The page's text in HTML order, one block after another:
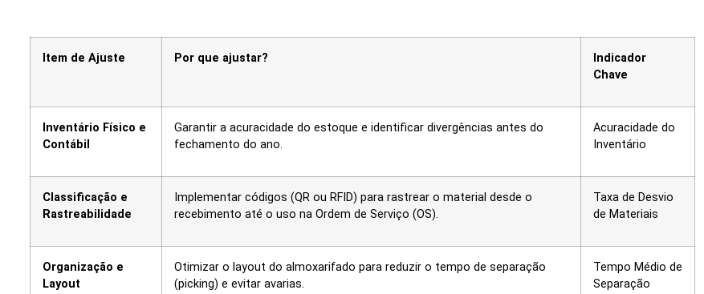
Item de Ajuste Por que ajustar?
Indicador
Chave
Inventário Físico e
Contábil
Garantir a acuracidade do estoque e identificar divergências antes do
fechamento do ano.
Acuracidade do
Inventário
Classificação e
Rastreabilidade
Implementar códigos (QR ou RFID) para rastrear o material desde o
recebimento até o uso na Ordem de Serviço (OS).
Taxa de Desvio
de Materiais
Organização e
Layout
Otimizar o layout do almoxarifado para reduzir o tempo de separação
(picking) e evitar avarias.
Tempo Médio de
Separação